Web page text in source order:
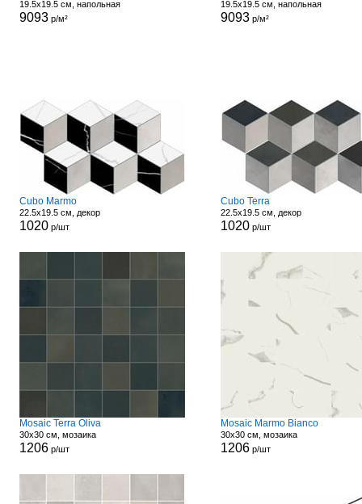
19.5x19.5 см, напольная
9093р/м²
19.5x19.5 см, напольная
9093р/м²
Cubo Marmo
22.5x19.5 см, декор
1020р/шт
Cubo Terra
22.5x19.5 см, декор
1020р/шт
Mosaic Terra Oliva
30x30 см, мозаика
1206р/шт
Mosaic Marmo Bianco
30x30 см, мозаика
1206р/шт